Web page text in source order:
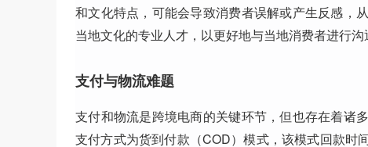
和文化特点，可能会导致消费者误解或产生反感，
当地文化的专业人才，以更好地与当地消费者进行沟
支付与物流难题
支付和物流是跨境电商的关键环节，但也存在着诸
支付方式为货到付款（COD）模式，该模式回款时